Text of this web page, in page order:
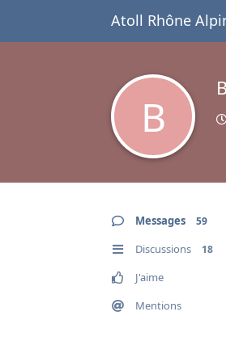
Atoll Rhône
B
Messages 59
Discussions 18
J'aime
Mentions